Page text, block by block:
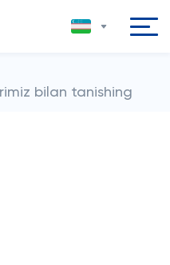
bilan tanishing